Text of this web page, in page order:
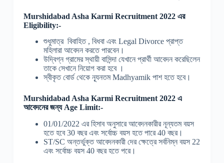
Murshidabad Asha Karmi Recruitment 2022 এর
Eligibility:-
শুধুমাত্র বিবাহিত , বিধবা এবং Legal Divorce প্রাপ্ত
মহিলারা আবেদন করতে পারবেন।
উদ্বিগ্ন গ্রামের স্থায়ী বাসিন্দা যেখানে প্রার্থী আবেদন করেছিলেন
তাকে সেখানে নিয়োগ করা হবে ।
স্বীকৃত বোর্ড থেকে ন্যূনতম Madhyamik পাশ হতে হবে।
Murshidabad Asha Karmi Recruitment 2022 এ
আবেদনের জন্য Age Limit:-
01/01/2022 এর হিসাব অনুসারে আবেদনকারীর নূন্যতম বয়স
হতে হবে 30 বছর এবং সর্বোচ্চ বয়স হতে পারে 40 বছর।
ST/SC অন্তর্ভুক্ত আবেদনকারী দের ক্ষেত্রে সর্বনিম্ন বয়স 22
এবং সর্বোচ্চ বয়স 40 বছর হতে পরে।